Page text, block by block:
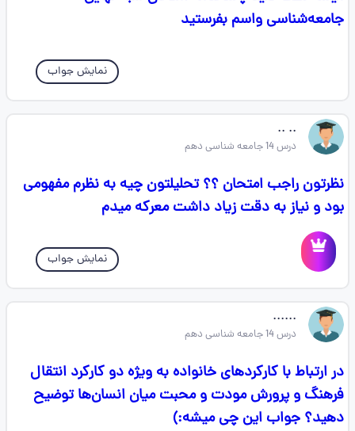
جامعه‌شناسی واسم بفرستید
نمایش جواب
.. ..
درس 14 جامعه شناسی دهم
نظرتون راجب امتحان ؟؟ تحلیلتون چیه به نظرم مفهومی
بود و نیاز به دقت زیاد داشت معرکه میدم
نمایش جواب
......
درس 14 جامعه شناسی دهم
در ارتباط با کارکردهای خانواده به ویژه دو کارکرد انتقال
فرهنگ و پرورش مودت و محبت میان انسان‌ها توضیح
دهید؟ جواب این چی میشه:)